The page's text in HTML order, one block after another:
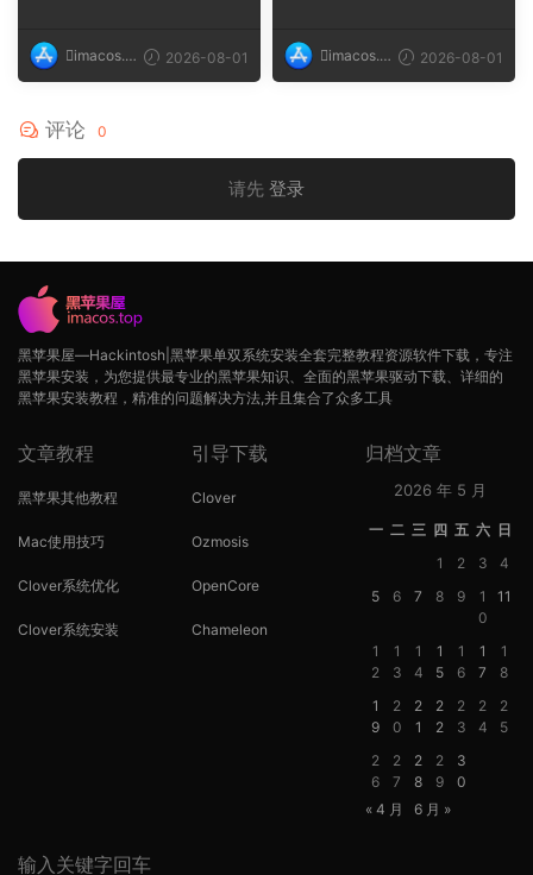
imacos.t
op
2026-08-01
imacos.t
op
2026-08-01
评论 0
请先 登录
黑苹果屋—Hackintosh|黑苹果单双系统安装全套完整教程资源软件下载，专注
黑苹果安装，为您提供最专业的黑苹果知识、全面的黑苹果驱动下载、详细的
黑苹果安装教程，精准的问题解决方法,并且集合了众多工具
文章教程
黑苹果其他教程
Mac使用技巧
Clover系统优化
Clover系统安装
引导下载
Clover
Ozmosis
OpenCore
Chameleon
归档文章
2026 年 5 月
一 二 三 四 五 六 日
1
2 3
4
5
6 7 8 9
1
0
11
1
2
1
3
1
4
1
5
1
6
1
7
1
8
1
9
2
0
2
1
2
2
2
3
2
4
2
5
2
6
2
7
2
8
2
9
3
0
« 4 月
6 月 »
输入关键字回车